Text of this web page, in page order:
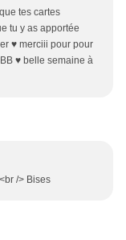
tes cartes
tu y as apportée
♥ merciii pour pour
♥ belle semaine à
/> Bises